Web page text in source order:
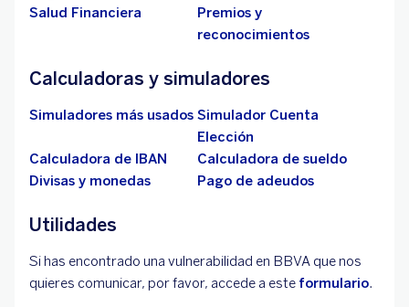
Salud Financiera
Premios y
reconocimientos
Calculadoras y simuladores
Simuladores más usados Simulador Cuenta
Elección
Calculadora de IBAN
Calculadora de sueldo
Divisas y monedas
Pago de adeudos
Utilidades
Si has encontrado una vulnerabilidad en BBVA que nos
quieres comunicar, por favor, accede a este formulario.